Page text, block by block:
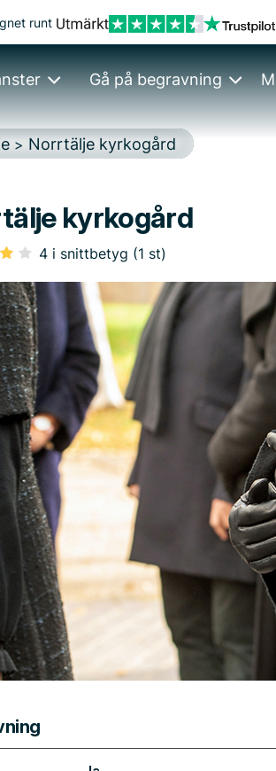
runt
Gå på begravning
> Norrtälje kyrkogård
kyrkogård
4 i snittbetyg (1 st)